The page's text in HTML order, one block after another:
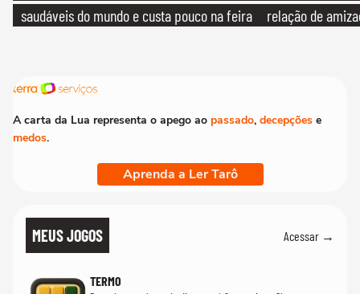
saudáveis do mundo e custa pouco na feira
relação de
A carta da Lua representa o apego ao passado, decepções e
medos.
Aprenda a Ler Tarô
MEUS JOGOS Acessar →
TERMO